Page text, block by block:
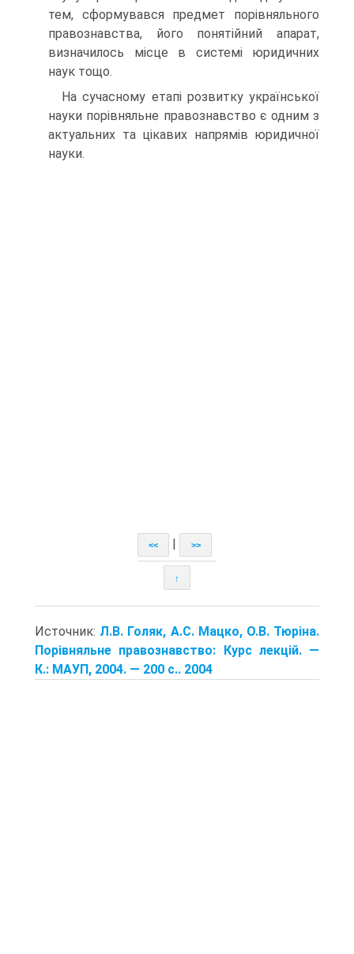
тем, сформувався предмет порівняльного
правознавства, його понятійний апарат,
визначилось місце в системі юридичних
наук тощо.
На сучасному етапі розвитку української
науки порівняльне правознавство є одним з
актуальних та цікавих напрямів юридичної
науки.
<< >>
↑
Источник: Л.В. Голяк, А.С. Мацко, О.В. Тюріна.
Порівняльне правознавство: Курс лекцій. —
К.: МАУП, 2004. — 200 с.. 2004